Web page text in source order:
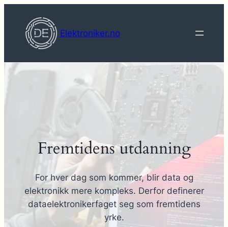
innhold
Elektroniker.no
Fremtidens utdanning
For hver dag som kommer, blir data og
elektronikk mere kompleks. Derfor definerer
dataelektronikerfaget seg som fremtidens
yrke.